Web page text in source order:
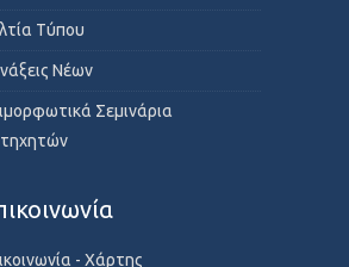
Τύπου
Νέων
Σεμινάρια
- Χάρτης